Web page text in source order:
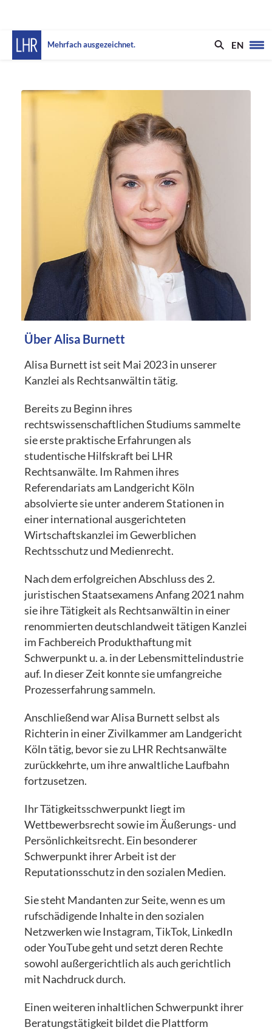
Mehrfach ausgezeichnet. EN
Über Alisa Burnett
Alisa Burnett ist seit Mai 2023 in unserer
Kanzlei als Rechtsanwältin tätig.
Bereits zu Beginn ihres
rechtswissenschaftlichen Studiums sammelte
sie erste praktische Erfahrungen als
studentische Hilfskraft bei LHR
Rechtsanwälte. Im Rahmen ihres
Referendariats am Landgericht Köln
absolvierte sie unter anderem Stationen in
einer international ausgerichteten
Wirtschaftskanzlei im Gewerblichen
Rechtsschutz und Medienrecht.
Nach dem erfolgreichen Abschluss des 2.
juristischen Staatsexamens Anfang 2021 nahm
sie ihre Tätigkeit als Rechtsanwältin in einer
renommierten deutschlandweit tätigen Kanzlei
im Fachbereich Produkthaftung mit
Schwerpunkt u. a. in der Lebensmittelindustrie
auf. In dieser Zeit konnte sie umfangreiche
Prozesserfahrung sammeln.
Anschließend war Alisa Burnett selbst als
Richterin in einer Zivilkammer am Landgericht
Köln tätig, bevor sie zu LHR Rechtsanwälte
zurückkehrte, um ihre anwaltliche Laufbahn
fortzusetzen.
Ihr Tätigkeitsschwerpunkt liegt im
Wettbewerbsrecht sowie im Äußerungs- und
Persönlichkeitsrecht. Ein besonderer
Schwerpunkt ihrer Arbeit ist der
Reputationsschutz in den sozialen Medien.
Sie steht Mandanten zur Seite, wenn es um
rufschädigende Inhalte in den sozialen
Netzwerken wie Instagram, TikTok, LinkedIn
oder YouTube geht und setzt deren Rechte
sowohl außergerichtlich als auch gerichtlich
mit Nachdruck durch.
Einen weiteren inhaltlichen Schwerpunkt ihrer
Beratungstätigkeit bildet die Plattform